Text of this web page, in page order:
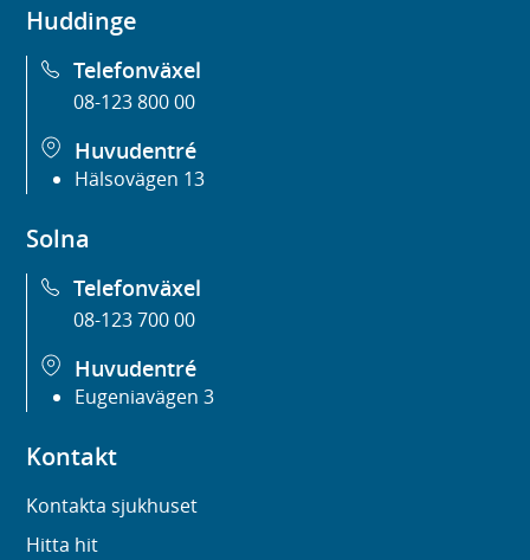
Huddinge
Telefonväxel
08-123 800 00
Huvudentré
Hälsovägen 13
Solna
Telefonväxel
08-123 700 00
Huvudentré
Eugeniavägen 3
Kontakt
Kontakta sjukhuset
Hitta hit